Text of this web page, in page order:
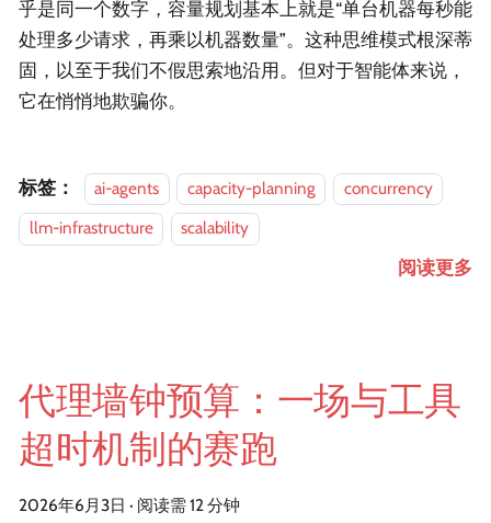
乎是同一个数字，容量规划基本上就是“单台机器每秒能
处理多少请求，再乘以机器数量”。这种思维模式根深蒂
固，以至于我们不假思索地沿用。但对于智能体来说，
它在悄悄地欺骗你。
标签： ai-agents capacity-planning
concurrency
llm-infrastructure
scalability
阅读更多
代理墙钟预算：一场与工具
超时机制的赛跑
2026年6月3日 · 阅读需 12 分钟